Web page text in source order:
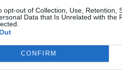
opt-out of Collection, Use, Retention,
Data that Is Unrelated with the
CONFIRM